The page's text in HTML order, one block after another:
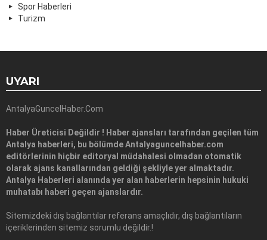
Spor Haberleri
Turizm
UYARI
AntalyaGuncelHaber.Com
Haber Üreticisi Değildir ! Haber ajansları tarafından geçilen tüm
Antalya haberleri, bu bölümde Antalyaguncelhaber.com
editörlerinin hiçbir editoryal müdahalesi olmadan otomatik
olarak ajans kanallarından geldiği şekliyle yer almaktadır.
Antalya Haberleri alanında yer alan haberlerin hepsinin hukuki
muhatabı haberi geçen ajanslardır.
Sitemizdeki dış bağlantılar referans amaçlıdır, dış bağlantıların
içeriklerinden sitemiz sorumlu değildir.!